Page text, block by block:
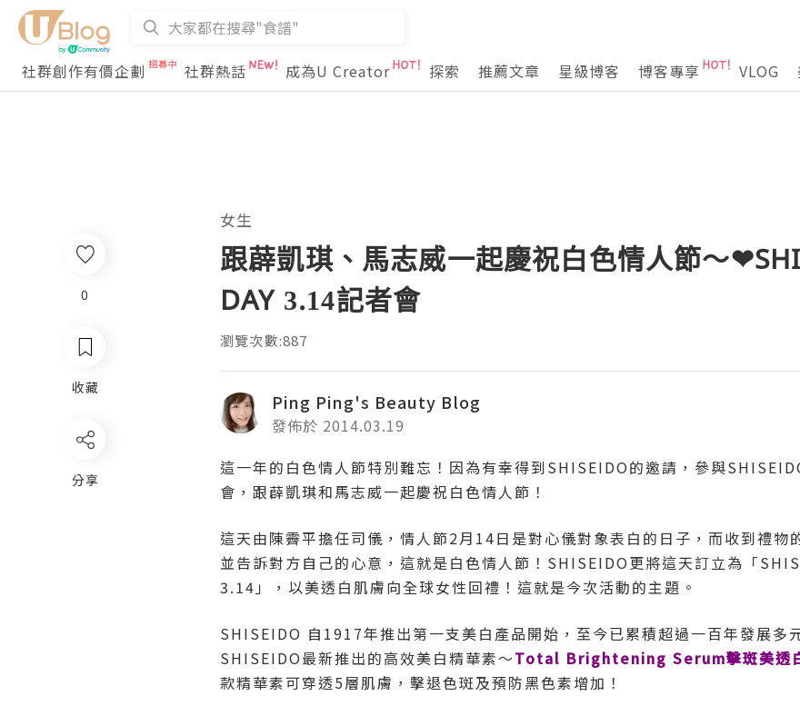
社群創作有價企劃
社群熱話 成為U Creator 探索 推薦文章 星級博客 博客專享 VLOG
女生
跟薜凱琪、馬志威一起慶祝白色情人節～
DAY 3.14記者會
瀏覽次數:887
Ping Ping's Beauty Blog
發佈於 2014.03.19
這一年的白色情人節特別難忘！因為有幸得到SHISEIDO的邀請，參與
會，跟薜凱琪和馬志威一起慶祝白色情人節！
這天由陳霽平擔任司儀，情人節2月14日是對心儀對象表白的日子，而收到禮物
並告訴對方自己的心意，這就是白色情人節！SHISEIDO更將這天訂立為「
3.14」，以美透白肌膚向全球女性回禮！這就是今次活動的主題。
SHISEIDO 自1917年推出第一支美白產品開始，至今已累積超過一百年發展多
SHISEIDO最新推出的高效美白精華素～Total Brightening Serum擊斑美透
款精華素可穿透5層肌膚，擊退色斑及預防黑色素增加！
0
收藏
分享